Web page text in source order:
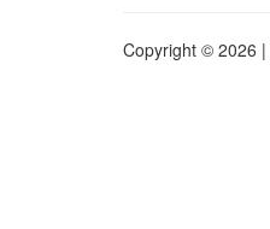
Copyright © 2026 |